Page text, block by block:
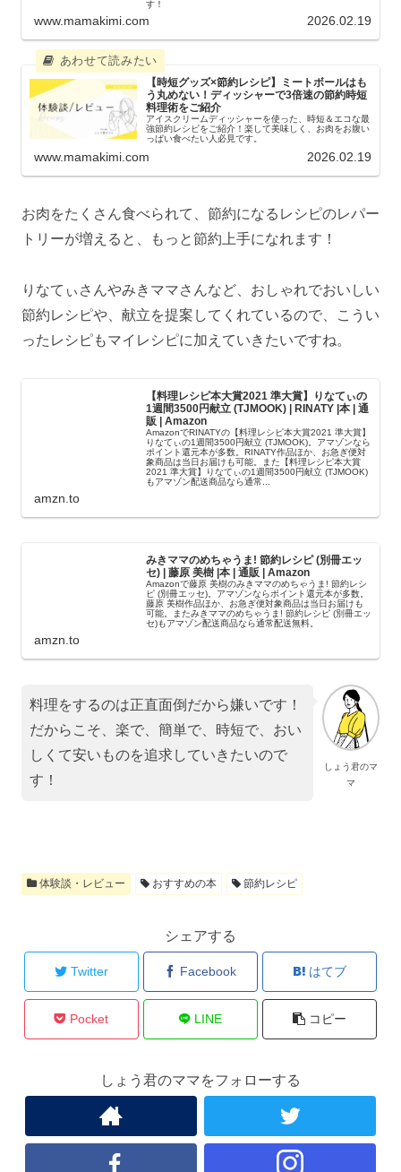
す！
www.mamakimi.com 2026.02.19
【時短グッズ×節約レシピ】ミートボールはも
う丸めない！ディッシャーで3倍速の節約時短
料理術をご紹介
アイスクリームディッシャーを使った、時短＆エコな最
強節約レシピをご紹介！楽して美味しく、お肉をお腹い
っぱい食べたい人必見です。
www.mamakimi.com 2026.02.19
お肉をたくさん食べられて、節約になるレシピのレパー
トリーが増えると、もっと節約上手になれます！
りなてぃさんやみきママさんなど、おしゃれでおいしい
節約レシピや、献立を提案してくれているので、こうい
ったレシピもマイレシピに加えていきたいですね。
【料理レシピ本大賞2021 準大賞】りなてぃの
1週間3500円献立 (TJMOOK) | RINATY |本 | 通
販 | Amazon
AmazonでRINATYの【料理レシピ本大賞2021 準大賞】
りなてぃの1週間3500円献立 (TJMOOK)。アマゾンなら
ポイント還元本が多数。RINATY作品ほか、お急ぎ便対
象商品は当日お届けも可能。また【料理レシピ本大賞
2021 準大賞】りなてぃの1週間3500円献立 (TJMOOK)
もアマゾン配送商品なら通常...
amzn.to
みきママのめちゃうま! 節約レシピ (別冊エッ
セ) | 藤原 美樹 |本 | 通販 | Amazon
Amazonで藤原 美樹のみきママのめちゃうま! 節約レシ
ピ (別冊エッセ)。アマゾンならポイント還元本が多数。
藤原 美樹作品ほか、お急ぎ便対象商品は当日お届けも
可能。またみきママのめちゃうま! 節約レシピ (別冊エッ
セ)もアマゾン配送商品なら通常配送無料。
amzn.to
しょう君のマ
マ
料理をするのは正直面倒だから嫌いです！
だからこそ、楽で、簡単で、時短で、おい
しくて安いものを追求していきたいので
す！
体験談・レビュー おすすめの本 節約レシピ
シェアする
Twitter Facebook はてブ
Pocket LINE コピー
しょう君のママをフォローする